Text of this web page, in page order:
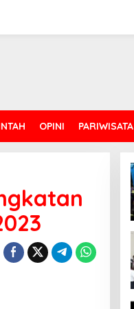
OPINI PARIWISATA